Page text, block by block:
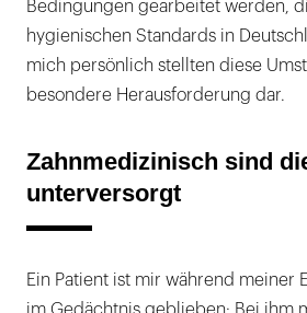
Bedingungen gearbeitet werden,
hygienischen Standards in
mich persönlich stellten diese
besondere Herausforderung dar.
Zahnmedizinisch sind
unterversorgt
Ein Patient ist mir während meiner